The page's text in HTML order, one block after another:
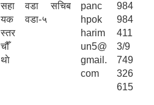
सहा
यक
स्तर
चौँ
थाे
वडा सचिब
वडा-५
panc
hpok
harim
un5@
gmail.
com
984
984
411
3/9
749
326
615